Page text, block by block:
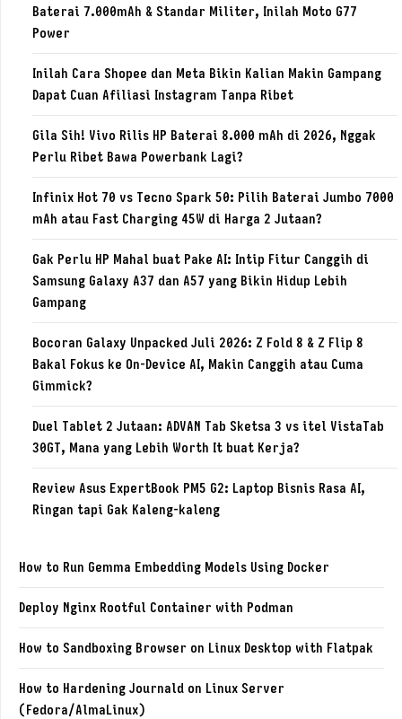
Baterai 7.000mAh & Standar Militer, Inilah Moto G77
Power
Inilah Cara Shopee dan Meta Bikin Kalian Makin Gampang
Dapat Cuan Afiliasi Instagram Tanpa Ribet
Gila Sih! Vivo Rilis HP Baterai 8.000 mAh di 2026, Nggak
Perlu Ribet Bawa Powerbank Lagi?
Infinix Hot 70 vs Tecno Spark 50: Pilih Baterai Jumbo 7000
mAh atau Fast Charging 45W di Harga 2 Jutaan?
Gak Perlu HP Mahal buat Pake AI: Intip Fitur Canggih di
Samsung Galaxy A37 dan A57 yang Bikin Hidup Lebih
Gampang
Bocoran Galaxy Unpacked Juli 2026: Z Fold 8 & Z Flip 8
Bakal Fokus ke On-Device AI, Makin Canggih atau Cuma
Gimmick?
Duel Tablet 2 Jutaan: ADVAN Tab Sketsa 3 vs itel VistaTab
30GT, Mana yang Lebih Worth It buat Kerja?
Review Asus ExpertBook PM5 G2: Laptop Bisnis Rasa AI,
Ringan tapi Gak Kaleng-kaleng
How to Run Gemma Embedding Models Using Docker
Deploy Nginx Rootful Container with Podman
How to Sandboxing Browser on Linux Desktop with Flatpak
How to Hardening Journald on Linux Server
(Fedora/AlmaLinux)